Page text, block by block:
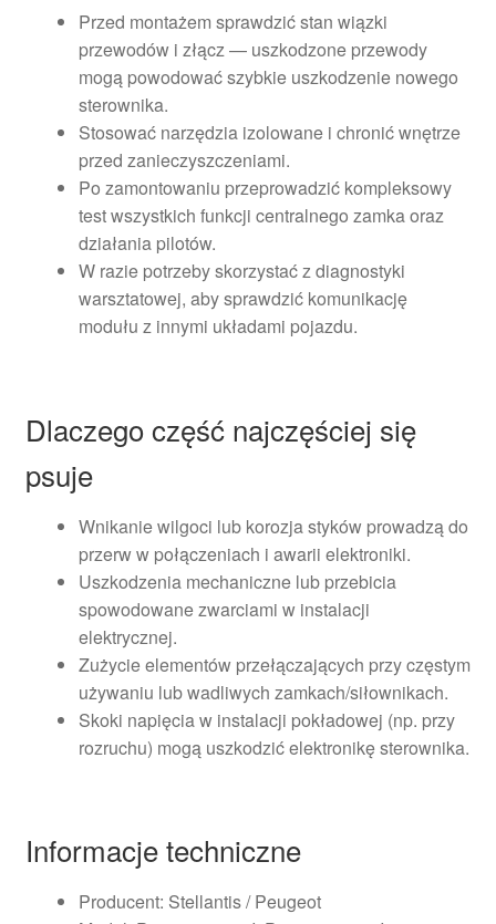
Przed montażem sprawdzić stan wiązki
przewodów i złącz — uszkodzone przewody
mogą powodować szybkie uszkodzenie nowego
sterownika.
Stosować narzędzia izolowane i chronić wnętrze
przed zanieczyszczeniami.
Po zamontowaniu przeprowadzić kompleksowy
test wszystkich funkcji centralnego zamka oraz
działania pilotów.
W razie potrzeby skorzystać z diagnostyki
warsztatowej, aby sprawdzić komunikację
modułu z innymi układami pojazdu.
Dlaczego część najczęściej się
psuje
Wnikanie wilgoci lub korozja styków prowadzą do
przerw w połączeniach i awarii elektroniki.
Uszkodzenia mechaniczne lub przebicia
spowodowane zwarciami w instalacji
elektrycznej.
Zużycie elementów przełączających przy częstym
używaniu lub wadliwych zamkach/siłownikach.
Skoki napięcia w instalacji pokładowej (np. przy
rozruchu) mogą uszkodzić elektronikę sterownika.
Informacje techniczne
Producent: Stellantis / Peugeot